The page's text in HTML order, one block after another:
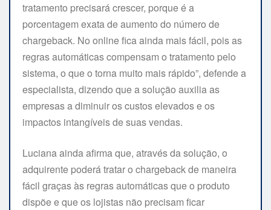
tratamento precisará crescer, porque é a
porcentagem exata de aumento do número de
chargeback. No online fica ainda mais fácil, pois as
regras automáticas compensam o tratamento pelo
sistema, o que o torna muito mais rápido”, defende a
especialista, dizendo que a solução auxilia as
empresas a diminuir os custos elevados e os
impactos intangíveis de suas vendas.
Luciana ainda afirma que, através da solução, o
adquirente poderá tratar o chargeback de maneira
fácil graças às regras automáticas que o produto
dispõe e que os lojistas não precisam ficar